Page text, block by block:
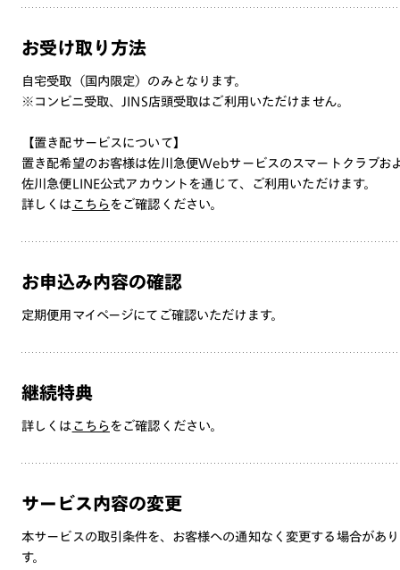
お受け取り方法
自宅受取（国内限定）のみとなります。
※コンビニ受取、JINS店頭受取はご利用いただけません。
【置き配サービスについて】
置き配希望のお客様は佐川急便Webサービスのスマートクラブお
佐川急便LINE公式アカウントを通じて、ご利用いただけます。
詳しくは こちら をご確認ください。
お申込み内容の確認
定期便用マイページにてご確認いただけます。
継続特典
詳しくは こちら をご確認ください。
サービス内容の変更
本サービスの取引条件を、お客様への通知なく変更する場合があ
す。